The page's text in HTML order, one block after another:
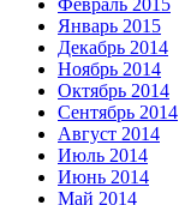
Январь 2015
Декабрь 2014
Ноябрь 2014
Октябрь 2014
Сентябрь 2014
Август 2014
Июль 2014
Июнь 2014
Май 2014